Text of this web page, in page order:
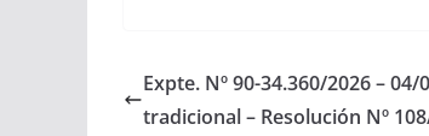
Expte. Nº 90-34.360/2026 –
tradicional – Resolución Nº